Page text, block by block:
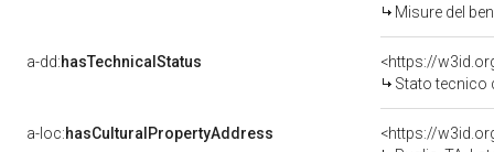
Misure del
a-dd:hasTechnicalStatus
<https://
Stato tecnico
a-loc:hasCulturalPropertyAddress
<https://